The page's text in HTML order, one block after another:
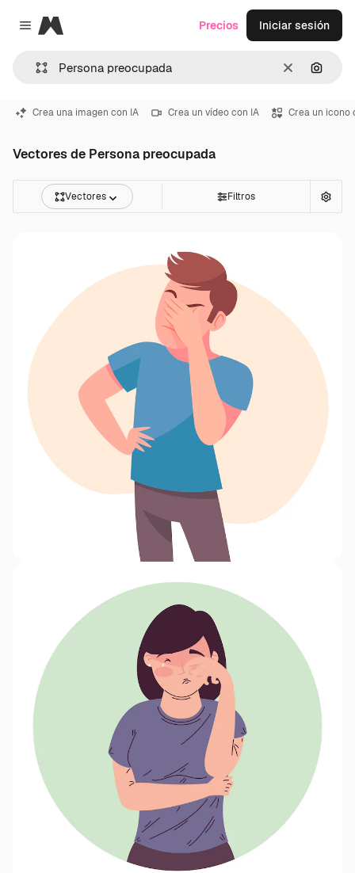
Close menu
Magnific
Borrar
Precios Iniciar sesión
Crea una imagen con IA Crea un vídeo con IA Crea un icono
Vectores de Persona preocupada
Vectores Filtros